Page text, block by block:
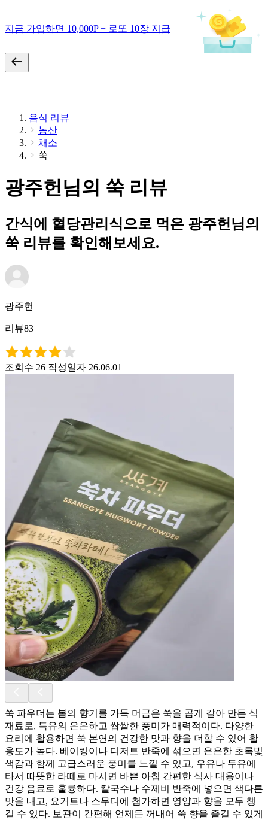
지금 가입하면 10,000P + 로또 10장 지급
음식 리뷰
농산
채소
쑥
광주헌님의 쑥 리뷰
간식에 혈당관리식으로 먹은 광주헌님의
쑥 리뷰를 확인해보세요.
광주헌
리뷰83
조회수 26 작성일자 26.06.01
쑥 파우더는 봄의 향기를 가득 머금은 쑥을 곱게 갈아 만든 식
재료로, 특유의 은은하고 쌉쌀한 풍미가 매력적이다. 다양한
요리에 활용하면 쑥 본연의 건강한 맛과 향을 더할 수 있어 활
용도가 높다. 베이킹이나 디저트 반죽에 섞으면 은은한 초록빛
색감과 함께 고급스러운 풍미를 느낄 수 있고, 우유나 두유에
타서 따뜻한 라떼로 마시면 바쁜 아침 간편한 식사 대용이나
건강 음료로 훌륭하다. 칼국수나 수제비 반죽에 넣으면 색다른
맛을 내고, 요거트나 스무디에 첨가하면 영양과 향을 모두 챙
길 수 있다. 보관이 간편해 언제든 꺼내어 쑥 향을 즐길 수 있게